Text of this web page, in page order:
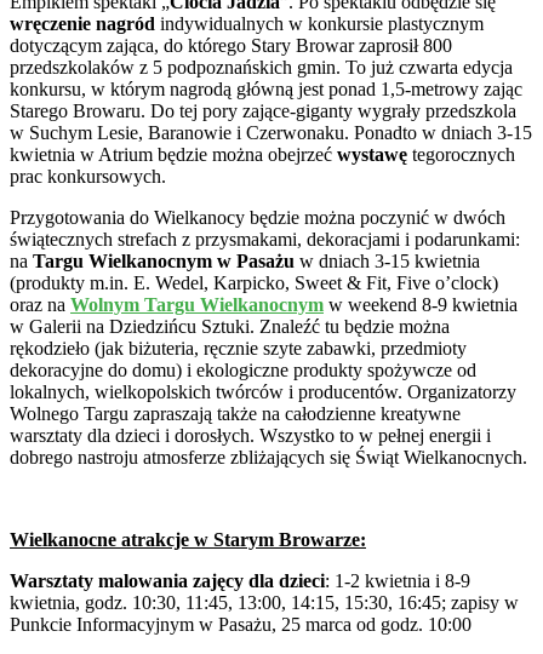
wręczenie nagród indywidualnych w konkursie plastycznym
dotyczącym zająca, do którego Stary Browar zaprosił 800
przedszkolaków z 5 podpoznańskich gmin. To już czwarta edycja
konkursu, w którym nagrodą główną jest ponad 1,5-metrowy zając
Starego Browaru. Do tej pory zające-giganty wygrały przedszkola
w Suchym Lesie, Baranowie i Czerwonaku. Ponadto w dniach 3-15
kwietnia w Atrium będzie można obejrzeć wystawę tegorocznych
prac konkursowych.
Przygotowania do Wielkanocy będzie można poczynić w dwóch
świątecznych strefach z przysmakami, dekoracjami i podarunkami:
na Targu Wielkanocnym w Pasażu w dniach 3-15 kwietnia
(produkty m.in. E. Wedel, Karpicko, Sweet & Fit, Five o’clock)
oraz na Wolnym Targu Wielkanocnym w weekend 8-9 kwietnia
w Galerii na Dziedzińcu Sztuki. Znaleźć tu będzie można
rękodzieło (jak biżuteria, ręcznie szyte zabawki, przedmioty
dekoracyjne do domu) i ekologiczne produkty spożywcze od
lokalnych, wielkopolskich twórców i producentów. Organizatorzy
Wolnego Targu zapraszają także na całodzienne kreatywne
warsztaty dla dzieci i dorosłych. Wszystko to w pełnej energii i
dobrego nastroju atmosferze zbliżających się Świąt Wielkanocnych.
Wielkanocne atrakcje w Starym Browarze:
Warsztaty malowania zajęcy dla dzieci: 1-2 kwietnia i 8-9
kwietnia, godz. 10:30, 11:45, 13:00, 14:15, 15:30, 16:45; zapisy w
Punkcie Informacyjnym w Pasażu, 25 marca od godz. 10:00